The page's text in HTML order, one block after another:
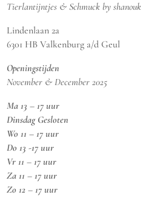
Tierlantijntjes & Schmuck by shanouk
Lindenlaan 2a
6301 HB Valkenburg a/d Geul
Openingstijden
November & December 2025
Ma 13 – 17 uur
Dinsdag Gesloten
Wo 11 – 17 uur
Do 13 -17 uur
Vr 11 – 17 uur
Za 11 – 17 uur
Zo 12 – 17 uur